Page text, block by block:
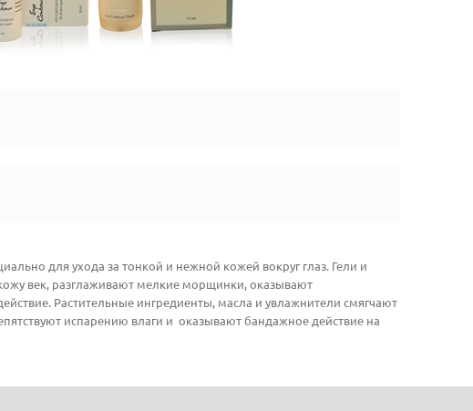
для ухода за тонкой и нежной кожей вокруг глаз. Гели и
век, разглаживают мелкие морщинки, оказывают
Растительные ингредиенты, масла и увлажнители смягчают
испарению влаги и оказывают бандажное действие на